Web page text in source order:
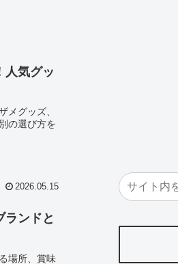
人気グッ
メグッズ、
の選び方を
2026.05.15
ランドと
場所、賞味